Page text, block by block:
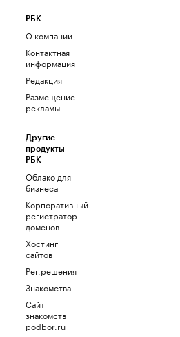
РБК
О компании
Контактная
информация
Редакция
Размещение
рекламы
Другие
продукты
РБК
Облако для
бизнеса
Корпоративный
регистратор
доменов
Хостинг
сайтов
Рег.решения
Знакомства
Сайт
знакомств
podbor.ru